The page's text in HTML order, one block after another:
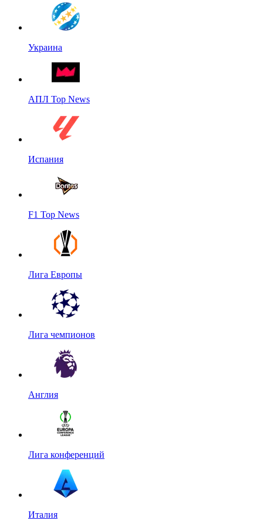
Украина
АПЛ Top News
Испания
F1 Top News
Лига Европы
Лига чемпионов
Англия
Лига конференций
Италия